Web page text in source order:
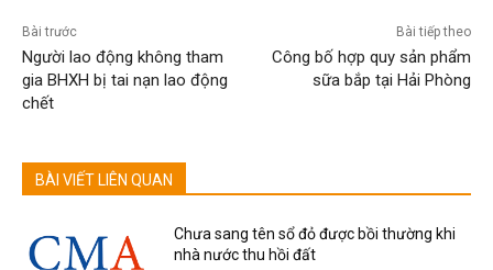
Bài trước
Người lao động không tham
gia BHXH bị tai nạn lao động
chết
Bài tiếp theo
Công bố hợp quy sản phẩm
sữa bắp tại Hải Phòng
BÀI VIẾT LIÊN QUAN
Chưa sang tên sổ đỏ được bồi thường khi
nhà nước thu hồi đất